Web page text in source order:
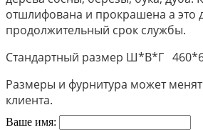
отшлифована и прокрашена а это
продолжительный срок службы.
Стандартный размер Ш*В*Г
Размеры и фурнитура может
клиента.
Ваше имя: